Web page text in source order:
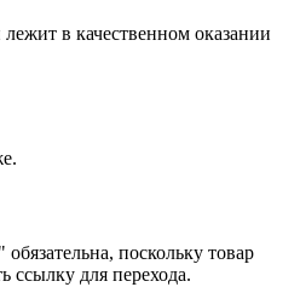
в качественном оказании
поскольку товар
ссылку для перехода.